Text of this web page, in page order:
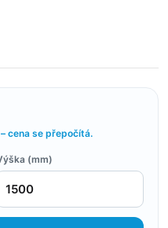
cena se přepočítá.
(mm)